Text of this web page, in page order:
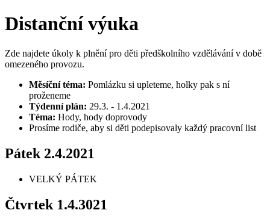
Distanční výuka
Zde najdete úkoly k plnění pro děti předškolního vzdělávání v době
omezeného provozu.
Měsíční téma: Pomlázku si upleteme, holky pak s ní
proženeme
Týdenní plán: 29.3. - 1.4.2021
Téma: Hody, hody doprovody
Prosíme rodiče, aby si děti podepisovaly každý pracovní list
Pátek 2.4.2021
VELKÝ PÁTEK
Čtvrtek 1.4.3021